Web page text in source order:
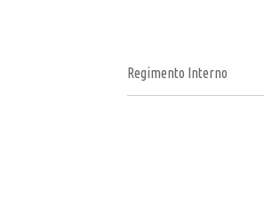
Regimento Interno